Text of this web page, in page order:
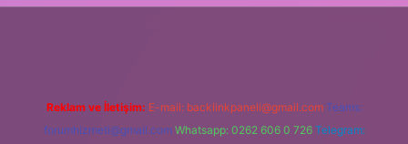
Reklam ve İletişim: E-mail: backlinkpaneli@gmail.com Teams:
forumhizmeti@gmail.com Whatsapp: 0262 606 0 726 Telegram: